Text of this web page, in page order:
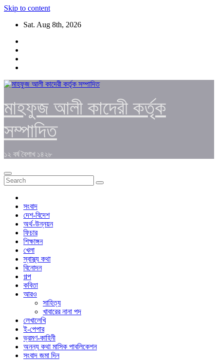
Skip to content
Sat. Aug 8th, 2026
মাহফুজ আলী কাদেরী কর্তৃক
সম্পাদিত
১২ বর্ষ বৈশাখ ১৪২৮
সংবাদ
দেশ-বিদেশ
অর্থ-উন্নয়ন
ফিচার
শিক্ষাঙ্গন
খেলা
স্বাস্থ্য কথা
বিনোদন
গল্প
কবিতা
আরও
সাহিত্য
খাবারের নানা পদ
লেখালেখি
ই-পেপার
ভ্রমণ-কাহিনী
অনন্য কথা মাসিক পাবলিকেশন
সংবাদ জমা দিন